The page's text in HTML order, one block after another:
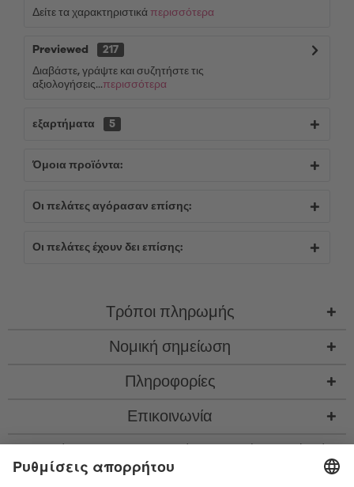
Δείτε τα χαρακτηριστικά περισσότερα
Previewed
217
Διαβάστε, γράψτε και συζητήστε τις
αξιολογήσεις...περισσότερα
εξαρτήματα 5
Όμοια προϊόντα:
Οι πελάτες αγόρασαν επίσης:
Οι πελάτες έχουν δει επίσης:
Τρόποι πληρωμής
Νομική σημείωση
Πληροφορίες
Επικοινωνία
παραλαβής, αν δεν περιγράφεται κάτι διαφορετικό